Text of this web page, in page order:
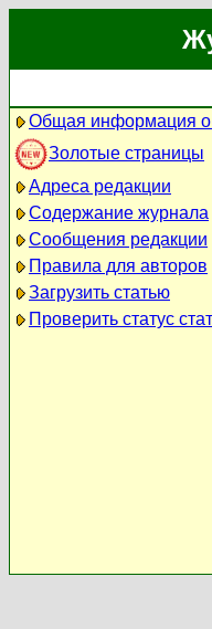
Общая информация о
Золотые страницы
Адреса редакции
Содержание журнала
Сообщения редакции
Правила для авторов
Загрузить статью
Проверить статус